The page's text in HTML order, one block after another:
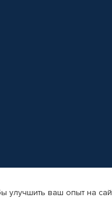
магазин
улучшить ваш опыт на